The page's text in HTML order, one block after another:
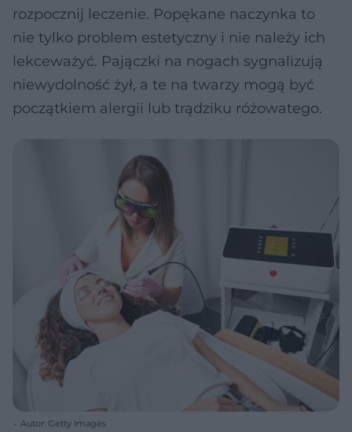
rozpocznij leczenie. Popękane naczynka to
nie tylko problem estetyczny i nie należy ich
lekceważyć. Pajączki na nogach sygnalizują
niewydolność żył, a te na twarzy mogą być
początkiem alergii lub trądziku różowatego.
Autor: Getty Images